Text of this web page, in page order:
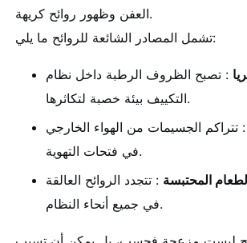
العفن وظهور روائح كريهة.
تشمل المصادر الشائعة للروائح ما يلي:
: تصبح الظروف الرطبة داخل نظام
التكييف بيئة خصبة لتكاثرها.
: تتراكم الجسيمات من الهواء الخارجي
في فتحات التهوية.
المحتبسة : تتجدد الروائح العالقة
في جميع أنحاء النظام.